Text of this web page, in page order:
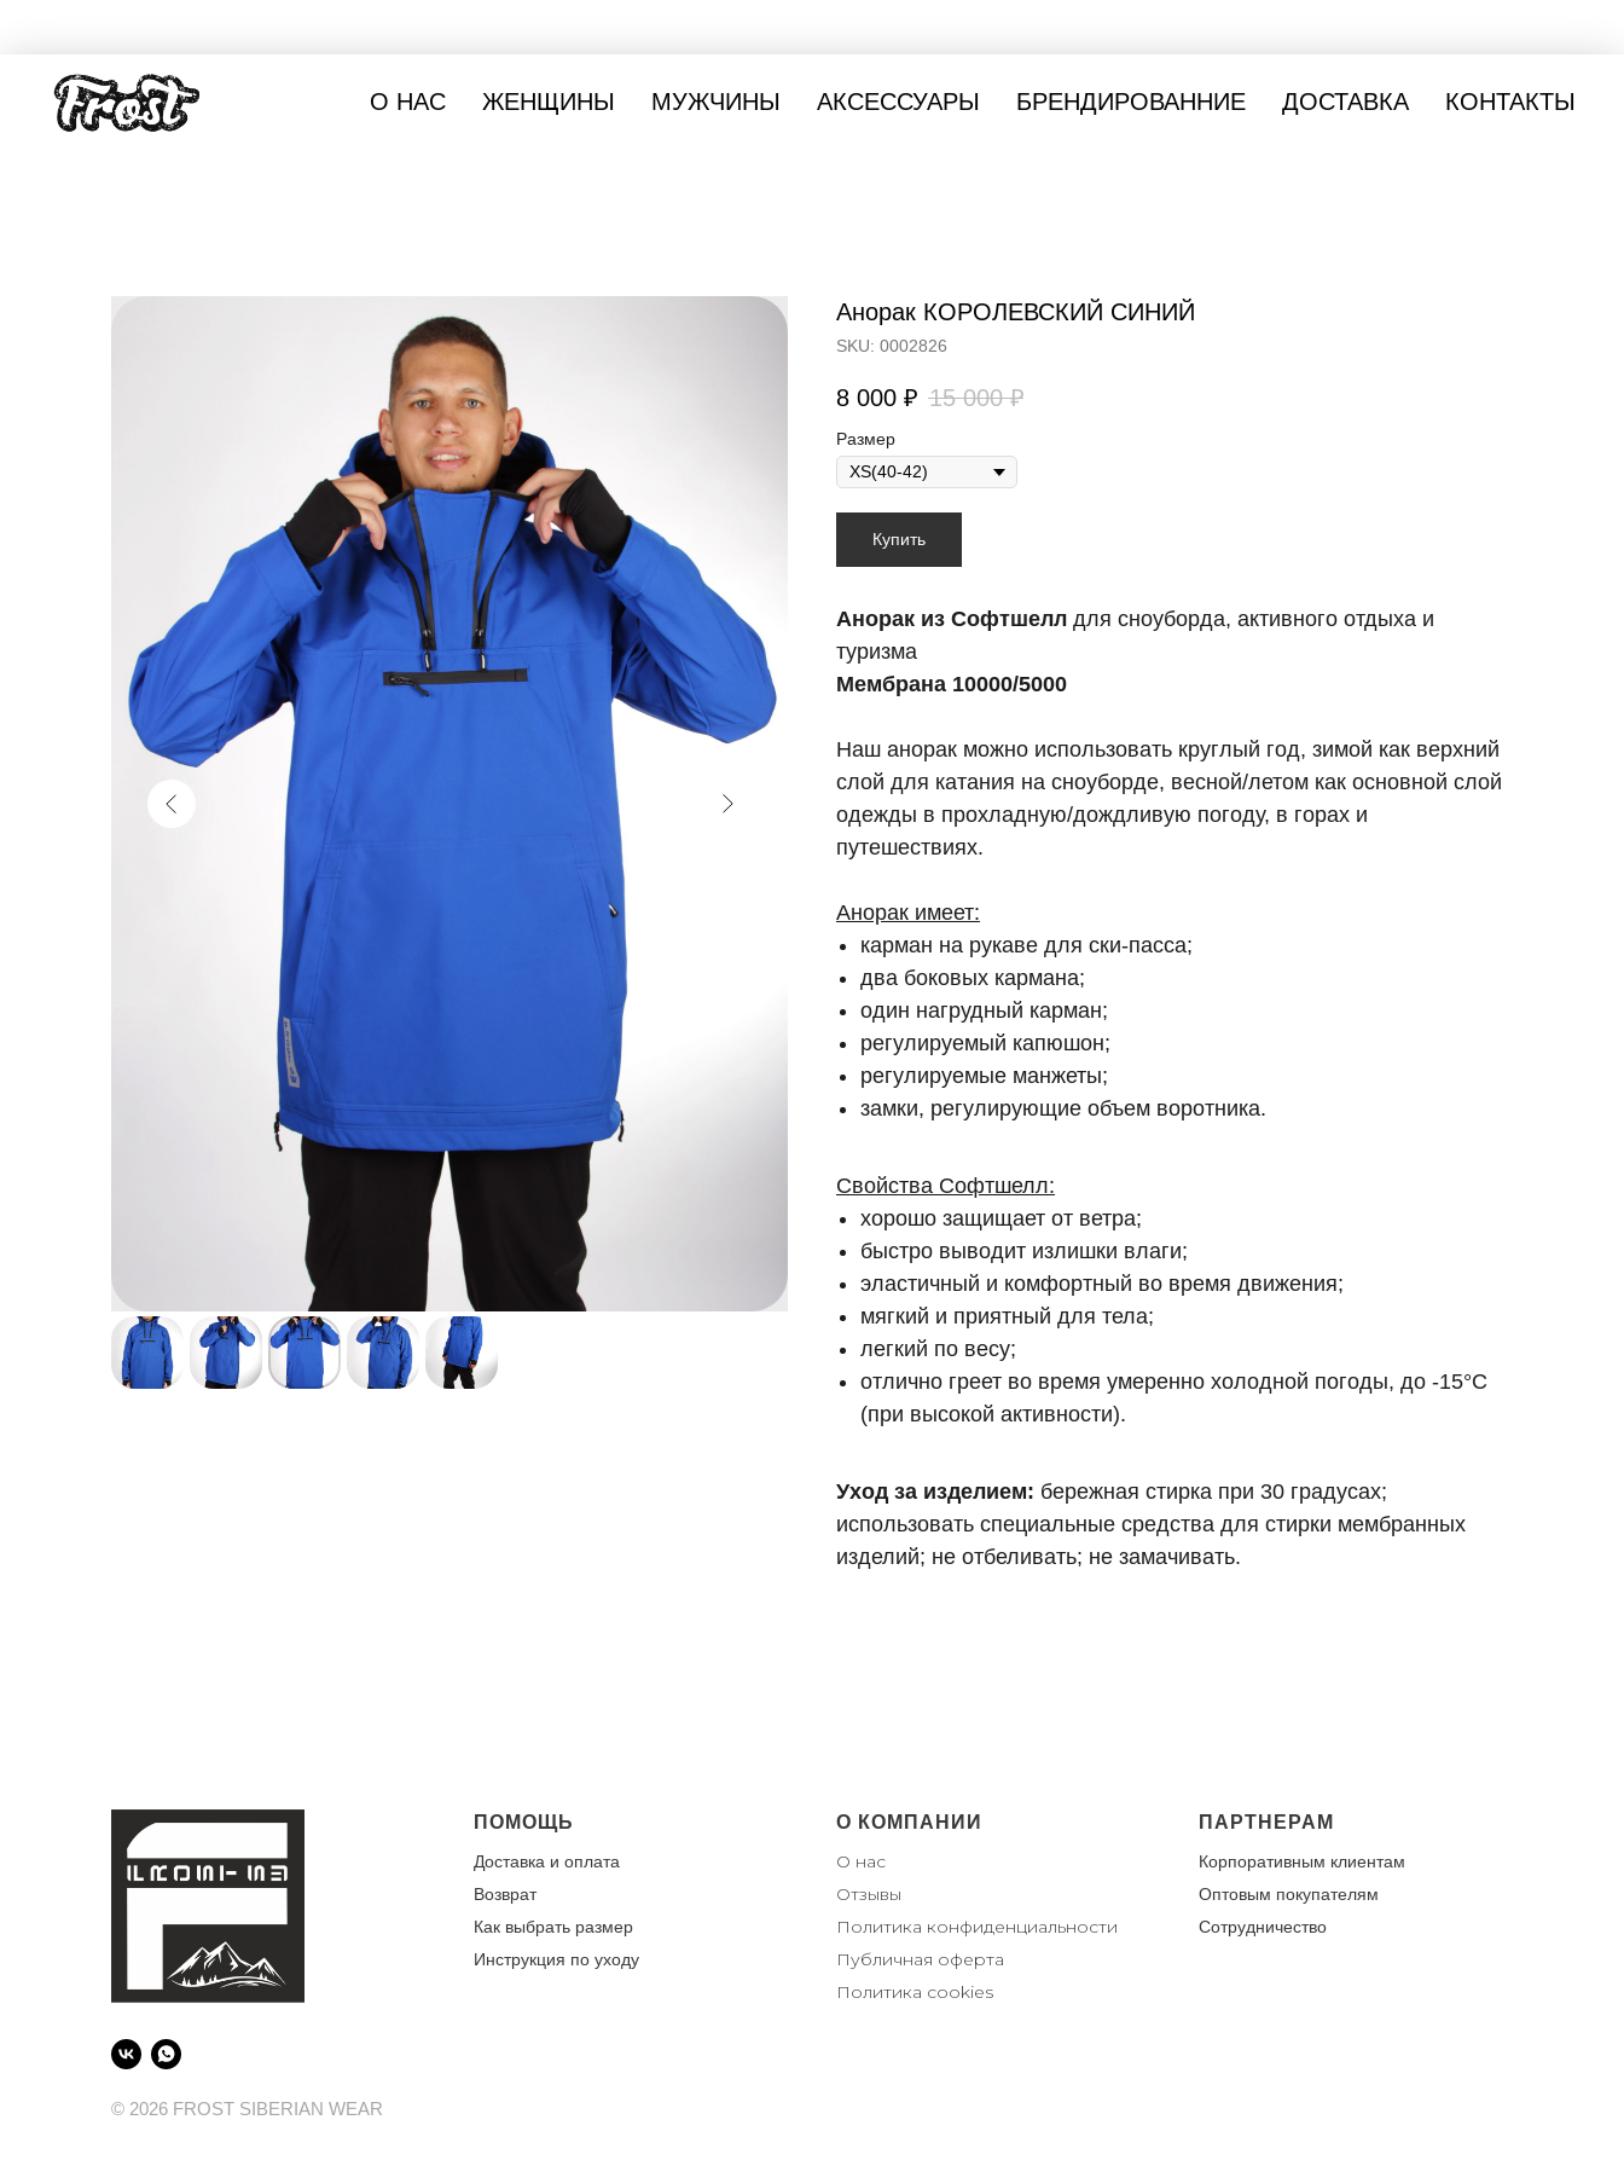
О НАС ЖЕНЩИНЫ МУЖЧИНЫ АКСЕССУАРЫ БРЕНДИРОВАННИЕ ДОСТАВКА КОНТАКТЫ
Анорак КОРОЛЕВСКИЙ СИНИЙ
SKU: 0002826
8 000 ₽ 15 000 ₽
Размер
Купить
Анорак из Софтшелл для сноуборда, активного отдыха и
туризма
Мембрана 10000/5000
Наш анорак можно использовать круглый год, зимой как верхний
слой для катания на сноуборде, весной/летом как основной слой
одежды в прохладную/дождливую погоду, в горах и
путешествиях.
Анорак имеет:
карман на рукаве для ски-пасса;
два боковых кармана;
один нагрудный карман;
регулируемый капюшон;
регулируемые манжеты;
замки, регулирующие объем воротника.
Свойства Софтшелл:
хорошо защищает от ветра;
быстро выводит излишки влаги;
эластичный и комфортный во время движения;
мягкий и приятный для тела;
легкий по весу;
отлично греет во время умеренно холодной погоды, до -15°C
(при высокой активности).
Уход за изделием: бережная стирка при 30 градусах;
использовать специальные средства для стирки мембранных
изделий; не отбеливать; не замачивать.
© 2026 FROST SIBERIAN WEAR
ПОМОЩЬ
Доставка и оплата
Возврат
Как выбрать размер
Инструкция по уходу
О КОМПАНИИ
О нас
Отзывы
Политика конфиденциальности
Публичная оферта
Политика cookies
ПАРТНЕРАМ
Корпоративным клиентам
Оптовым покупателям
Сотрудничество